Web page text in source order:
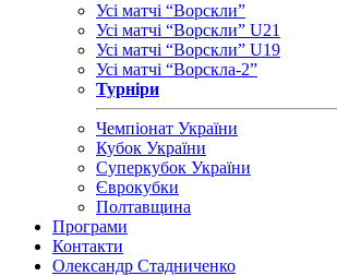
Усі матчі “Ворскли”
Усі матчі “Ворскли” U21
Усі матчі “Ворскли” U19
Усі матчі “Ворскла-2”
Турніри
Чемпіонат України
Кубок України
Суперкубок України
Єврокубки
Полтавщина
Програми
Контакти
Олександр Стадниченко